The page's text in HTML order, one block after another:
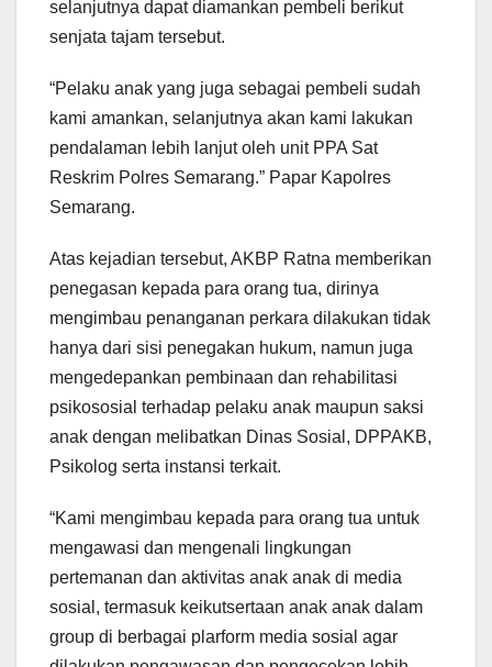
selanjutnya dapat diamankan pembeli berikut
senjata tajam tersebut.
“Pelaku anak yang juga sebagai pembeli sudah
kami amankan, selanjutnya akan kami lakukan
pendalaman lebih lanjut oleh unit PPA Sat
Reskrim Polres Semarang.” Papar Kapolres
Semarang.
Atas kejadian tersebut, AKBP Ratna memberikan
penegasan kepada para orang tua, dirinya
mengimbau penanganan perkara dilakukan tidak
hanya dari sisi penegakan hukum, namun juga
mengedepankan pembinaan dan rehabilitasi
psikososial terhadap pelaku anak maupun saksi
anak dengan melibatkan Dinas Sosial, DPPAKB,
Psikolog serta instansi terkait.
“Kami mengimbau kepada para orang tua untuk
mengawasi dan mengenali lingkungan
pertemanan dan aktivitas anak anak di media
sosial, termasuk keikutsertaan anak anak dalam
group di berbagai plarform media sosial agar